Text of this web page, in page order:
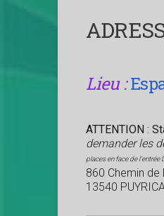
Lieu :
ATTENTION :
demander les
places en face de l'entrée
860 Chemin de
13540